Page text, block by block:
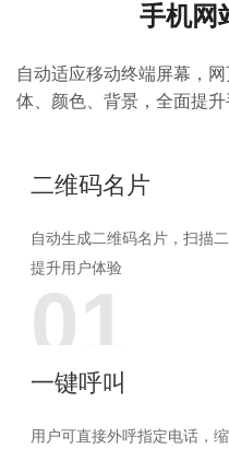
手机网
自动适应移动终端屏幕，
体、颜色、背景，全面提升
01
二维码名片
自动生成二维码名片，扫描
提升用户体验
一键呼叫
用户可直接外呼指定电话，